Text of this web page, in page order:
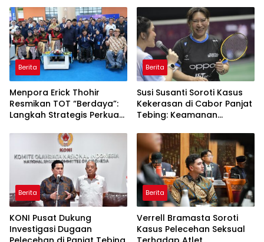
Nasional
Naik Level
Berita
Menpora Erick Thohir
Resmikan TOT “Berdaya”:
Langkah Strategis Perkuat
Disabilitas
Berita
Susi Susanti Soroti Kasus
Kekerasan di Cabor Panjat
Tebing: Keamanan
Mutlak
Berita
KONI Pusat Dukung
Investigasi Dugaan
Berita
Verrell Bramasta Soroti
Kasus Pelecehan Seksual